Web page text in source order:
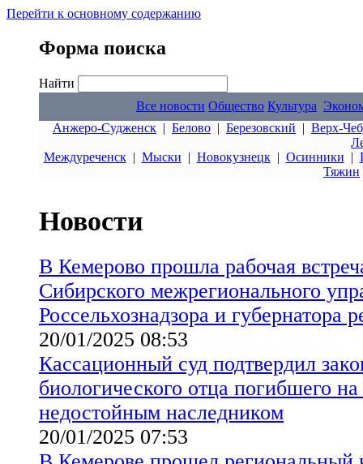
Перейти к основному содержанию
Форма поиска
Найти
Все новости Общество Культура
Анжеро-Судженск | Белово | Березовский | Верх-
Междуреченск| Мыски | Новокузнецк| Осинники |
Тяжин
Новости
В Кемерово прошла рабочая
Сибирского межрегионального
Россельхознадзора и губернатора
20/01/2025 08:53
Кассационный суд подтвердил
биологического отца погибшего
недостойным наследником
20/01/2025 07:53